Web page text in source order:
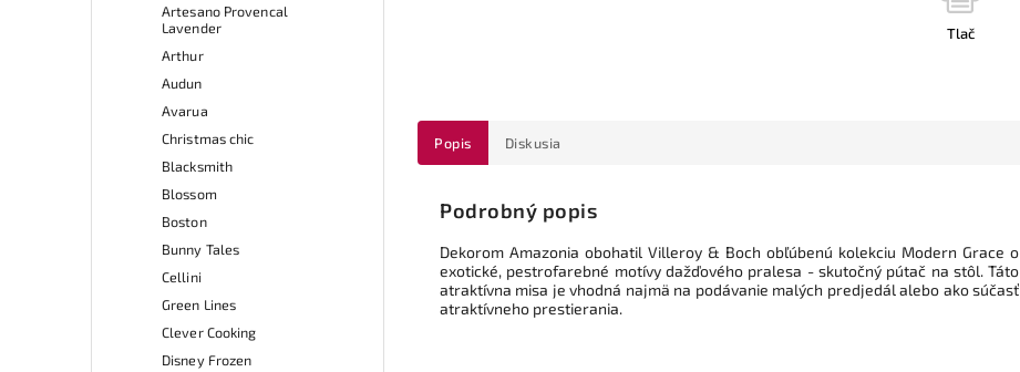
Artesano Provencal
Lavender
Arthur
Audun
Avarua
Christmas chic
Blacksmith
Blossom
Boston
Bunny Tales
Cellini
Green Lines
Clever Cooking
Disney Frozen
Tlač
Popis Diskusia
Podrobný popis
Dekorom Amazonia obohatil Villeroy & Boch obľúbenú kolekciu Modern Grace o
exotické, pestrofarebné motívy dažďového pralesa - skutočný pútač na stôl. Táto
atraktívna misa je vhodná najmä na podávanie malých predjedál alebo ako súčasť
atraktívneho prestierania.